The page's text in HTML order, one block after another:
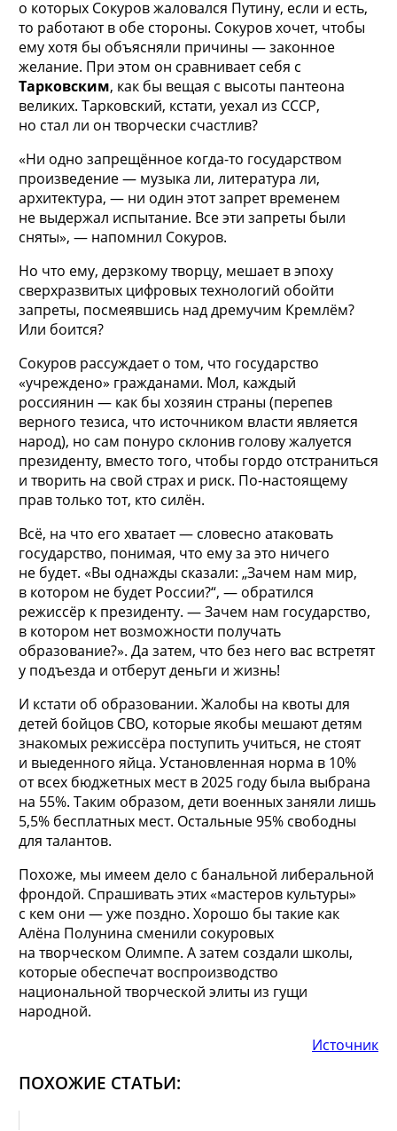
о которых Сокуров жаловался Путину, если и есть,
то работают в обе стороны. Сокуров хочет, чтобы
ему хотя бы объясняли причины — законное
желание. При этом он сравнивает себя с
Тарковским, как бы вещая с высоты пантеона
великих. Тарковский, кстати, уехал из СССР,
но стал ли он творчески счастлив?
«Ни одно запрещённое когда-то государством
произведение — музыка ли, литература ли,
архитектура, — ни один этот запрет временем
не выдержал испытание. Все эти запреты были
сняты», — напомнил Сокуров.
Но что ему, дерзкому творцу, мешает в эпоху
сверхразвитых цифровых технологий обойти
запреты, посмеявшись над дремучим Кремлём?
Или боится?
Сокуров рассуждает о том, что государство
«учреждено» гражданами. Мол, каждый
россиянин — как бы хозяин страны (перепев
верного тезиса, что источником власти является
народ), но сам понуро склонив голову жалуется
президенту, вместо того, чтобы гордо отстраниться
и творить на свой страх и риск. По-настоящему
прав только тот, кто силён.
Всё, на что его хватает — словесно атаковать
государство, понимая, что ему за это ничего
не будет. «Вы однажды сказали: „Зачем нам мир,
в котором не будет России?“, — обратился
режиссёр к президенту. — Зачем нам государство,
в котором нет возможности получать
образование?». Да затем, что без него вас встретят
у подъезда и отберут деньги и жизнь!
И кстати об образовании. Жалобы на квоты для
детей бойцов СВО, которые якобы мешают детям
знакомых режиссёра поступить учиться, не стоят
и выеденного яйца. Установленная норма в 10%
от всех бюджетных мест в 2025 году была выбрана
на 55%. Таким образом, дети военных заняли лишь
5,5% бесплатных мест. Остальные 95% свободны
для талантов.
Похоже, мы имеем дело с банальной либеральной
фрондой. Спрашивать этих «мастеров культуры»
с кем они — уже поздно. Хорошо бы такие как
Алёна Полунина сменили сокуровых
на творческом Олимпе. А затем создали школы,
которые обеспечат воспроизводство
национальной творческой элиты из гущи
народной.
Источник
ПОХОЖИЕ СТАТЬИ: